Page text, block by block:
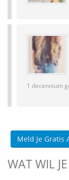
1 decennium
Meld Je Gratis
WAT WIL